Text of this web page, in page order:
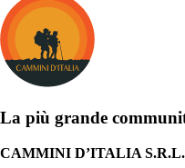
La più grande
CAMMINI D’ITALIA